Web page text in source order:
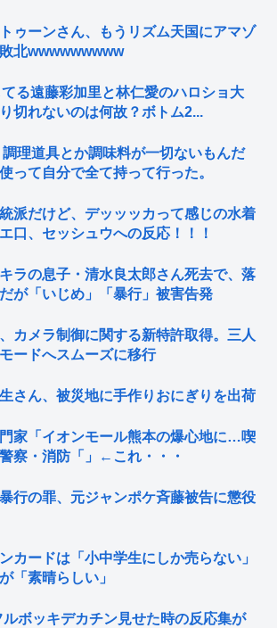
ゥーンさん、もうリズム天国にアマゾ
北wwwwwwwww
る遠藤彩加里と林仁愛のハロショ大
切れないのは何故？ボトム2...
理道具とか調味料が一切ないもんだ
って自分で全て持って行った。
派だけど、デッッッカって感じの水着
口、セッシュウへの反応！！！
ラの息子・清水良太郎さん死去で、落
が「いじめ」「暴行」被害告発
カメラ制御に関する新特許取得。三人
ードへスムーズに移行
さん、被災地に手作りおにぎりを出荷
門家「イオンモール熊本の爆心地に…喫
察・消防「」←これ・・・
行の罪、元ジャンポケ斉藤被告に懲役
カードは「小中学生にしか売らない」
「素晴らしい」
ルボッキデカチン見せた時の反応集が